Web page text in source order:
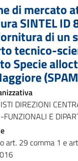
di mercato
SINTEL ID
di un
tecnico-
Specie
DIREZIONI
FUNZIONALI E
art. 29 comma 1 e